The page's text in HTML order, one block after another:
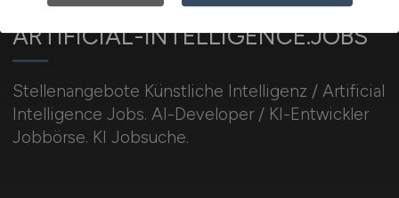
ARTIFICIAL-INTELLIGENCE.JOBS
Stellenangebote Künstliche Intelligenz / Artificial
Intelligence Jobs. AI-Developer / KI-Entwickler
Jobbörse. KI Jobsuche.